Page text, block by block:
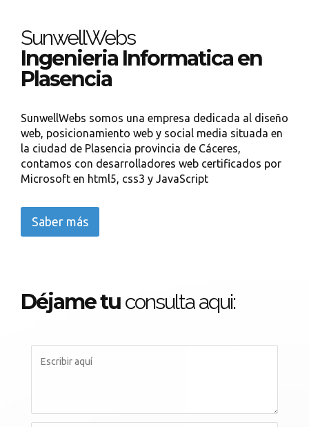
SunwellWebs
Ingenieria Informatica en
Plasencia
SunwellWebs somos una empresa dedicada al diseño
web, posicionamiento web y social media situada en
la ciudad de Plasencia provincia de Cáceres,
contamos con desarrolladores web certificados por
Microsoft en html5, css3 y JavaScript
Saber más
Déjame tu consulta aqui: